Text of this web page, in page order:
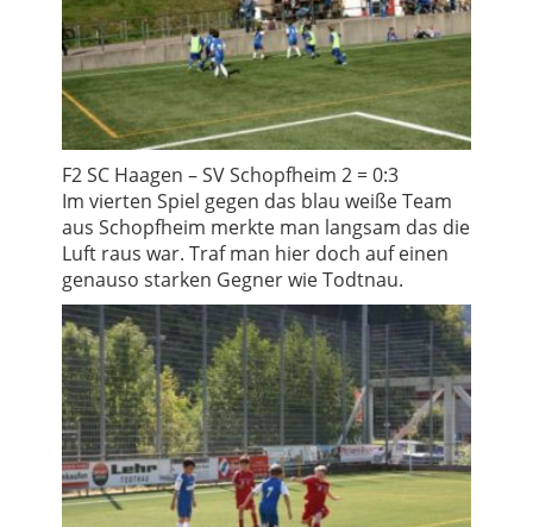
F2 SC Haagen – SV Schopfheim 2 = 0:3
Im vierten Spiel gegen das blau weiße Team
aus Schopfheim merkte man langsam das die
Luft raus war. Traf man hier doch auf einen
genauso starken Gegner wie Todtnau.